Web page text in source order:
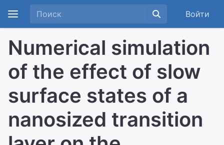
Войти
Numerical simulation
of the effect of slow
surface states of a
nanosized transition